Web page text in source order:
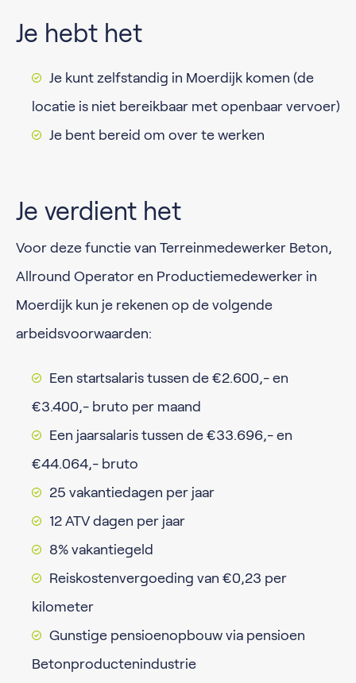
Je hebt het
Je kunt zelfstandig in Moerdijk komen (de
locatie is niet bereikbaar met openbaar vervoer)
Je bent bereid om over te werken
Je verdient het
Voor deze functie van Terreinmedewerker Beton,
Allround Operator en Productiemedewerker in
Moerdijk kun je rekenen op de volgende
arbeidsvoorwaarden:
Een startsalaris tussen de €2.600,- en
€3.400,- bruto per maand
Een jaarsalaris tussen de €33.696,- en
€44.064,- bruto
25 vakantiedagen per jaar
12 ATV dagen per jaar
8% vakantiegeld
Reiskostenvergoeding van €0,23 per
kilometer
Gunstige pensioenopbouw via pensioen
Betonproductenindustrie